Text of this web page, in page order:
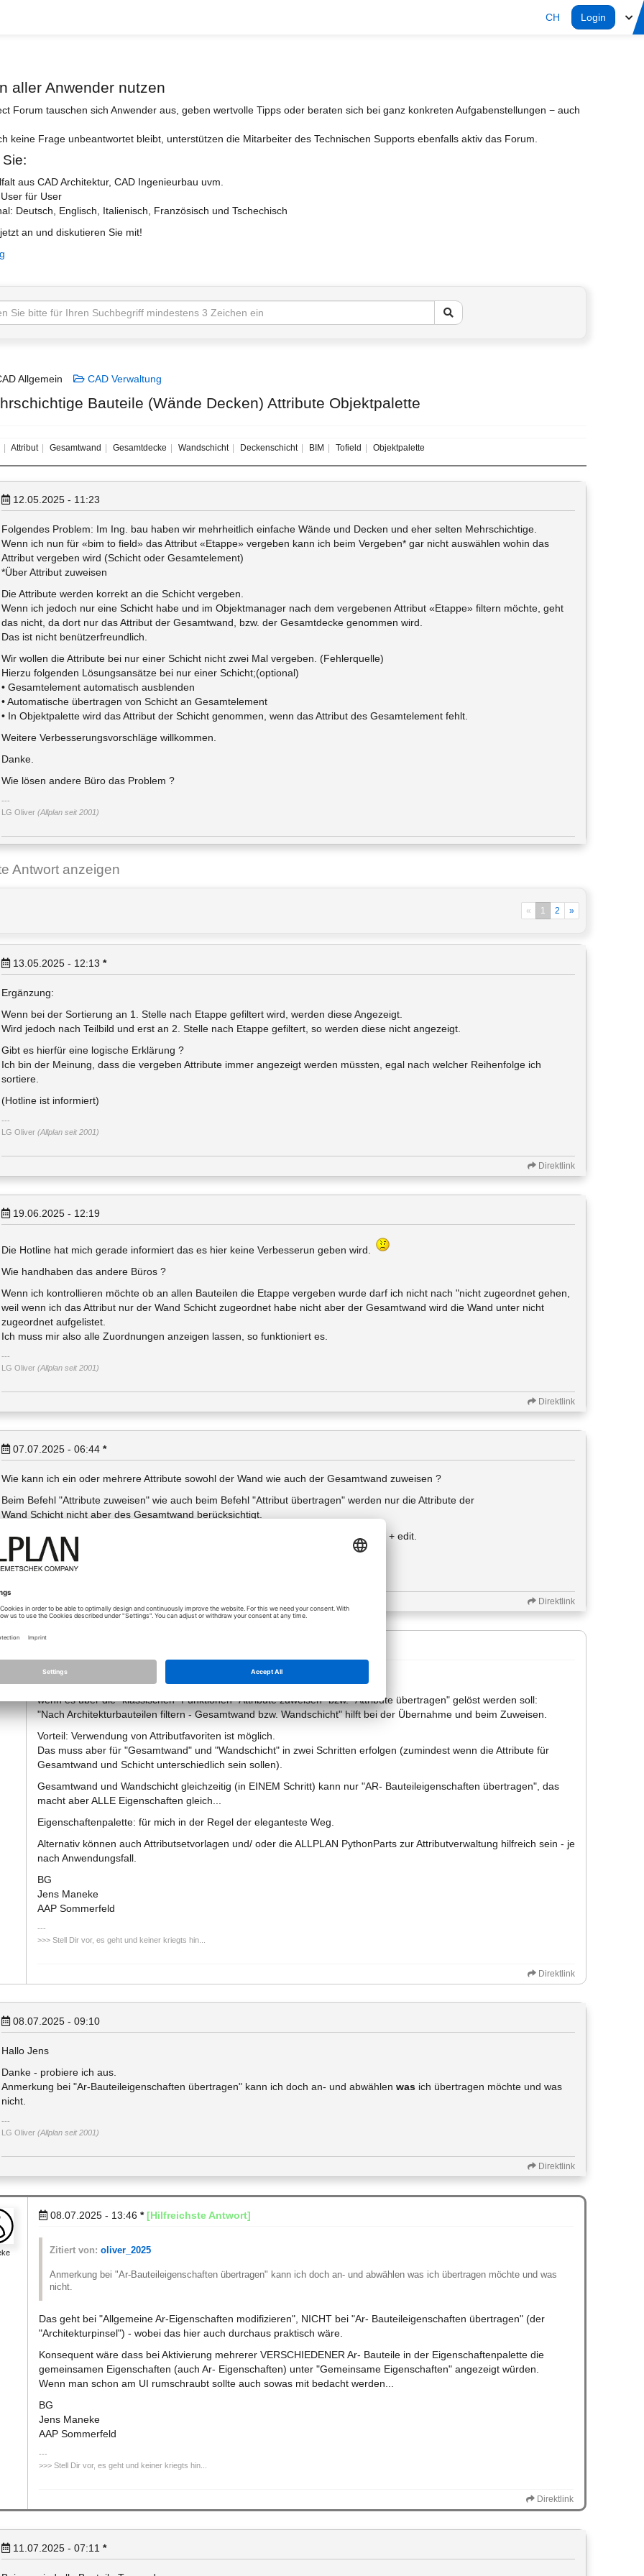
CH Login
aller Anwender nutzen
Forum tauschen sich Anwender aus, geben wertvolle Tipps oder beraten sich bei ganz konkreten Aufgabenstellungen − auch
keine Frage unbeantwortet bleibt, unterstützen die Mitarbeiter des Technischen Supports ebenfalls aktiv das Forum.
aus CAD Architektur, CAD Ingenieurbau uvm.
für User
Deutsch, Englisch, Italienisch, Französisch und Tschechisch
an und diskutieren Sie mit!
Allgemein CAD Verwaltung
Bauteile (Wände Decken) Attribute Objektpalette
Attribut Gesamtwand Gesamtdecke Wandschicht Deckenschicht BIM Tofield Objektpalette
12.05.2025 - 11:23
Folgendes Problem: Im Ing. bau haben wir mehrheitlich einfache Wände und Decken und eher selten Mehrschichtige.
Wenn ich nun für «bim to field» das Attribut «Etappe» vergeben kann ich beim Vergeben* gar nicht auswählen wohin das
Attribut vergeben wird (Schicht oder Gesamtelement)
*Über Attribut zuweisen
Die Attribute werden korrekt an die Schicht vergeben.
Wenn ich jedoch nur eine Schicht habe und im Objektmanager nach dem vergebenen Attribut «Etappe» filtern möchte, geht
das nicht, da dort nur das Attribut der Gesamtwand, bzw. der Gesamtdecke genommen wird.
Das ist nicht benützerfreundlich.
Wir wollen die Attribute bei nur einer Schicht nicht zwei Mal vergeben. (Fehlerquelle)
Hierzu folgenden Lösungsansätze bei nur einer Schicht;(optional)
• Gesamtelement automatisch ausblenden
• Automatische übertragen von Schicht an Gesamtelement
• In Objektpalette wird das Attribut der Schicht genommen, wenn das Attribut des Gesamtelement fehlt.
Weitere Verbesserungsvorschläge willkommen.
Danke.
Wie lösen andere Büro das Problem ?
LG Oliver (Allplan seit 2001)
Antwort anzeigen
« 1 2 »
13.05.2025 - 12:13 *
Ergänzung:
Wenn bei der Sortierung an 1. Stelle nach Etappe gefiltert wird, werden diese Angezeigt.
Wird jedoch nach Teilbild und erst an 2. Stelle nach Etappe gefiltert, so werden diese nicht angezeigt.
Gibt es hierfür eine logische Erklärung ?
Ich bin der Meinung, dass die vergeben Attribute immer angezeigt werden müssten, egal nach welcher Reihenfolge ich
sortiere.
(Hotline ist informiert)
LG Oliver (Allplan seit 2001)
Direktlink
19.06.2025 - 12:19
Die Hotline hat mich gerade informiert das es hier keine Verbesserun geben wird.
Wie handhaben das andere Büros ?
Wenn ich kontrollieren möchte ob an allen Bauteilen die Etappe vergeben wurde darf ich nicht nach "nicht zugeordnet gehen,
weil wenn ich das Attribut nur der Wand Schicht zugeordnet habe nicht aber der Gesamtwand wird die Wand unter nicht
zugeordnet aufgelistet.
Ich muss mir also alle Zuordnungen anzeigen lassen, so funktioniert es.
LG Oliver (Allplan seit 2001)
Direktlink
07.07.2025 - 06:44 *
Wie kann ich ein oder mehrere Attribute sowohl der Wand wie auch der Gesamtwand zuweisen ?
Beim Befehl "Attribute zuweisen" wie auch beim Befehl "Attribut übertragen" werden nur die Attribute der
Wand Schicht nicht aber des Gesamtwand berücksichtigt.
Editüber Eigenschaftenpalette lösbar - Gesamtwand oder aktuelle Schicht anwählen + edit.
LG Oliver(Allplan seit 2001)
Direktlink
Moin,
wenn es über die "klassischen" Funktionen "Attribute zuweisen" bzw. "Attribute übertragen" gelöst werden soll:
"Nach Architekturbauteilen filtern - Gesamtwand bzw. Wandschicht" hilft bei der Übernahme und beim Zuweisen.
Vorteil: Verwendung von Attributfavoriten ist möglich.
Das muss aber für "Gesamtwand" und "Wandschicht" in zwei Schritten erfolgen (zumindest wenn die Attribute für
Gesamtwand und Schicht unterschiedlich sein sollen).
Gesamtwand und Wandschicht gleichzeitig (in EINEM Schritt) kann nur "AR- Bauteileigenschaften übertragen", das
macht aber ALLE Eigenschaften gleich...
Eigenschaftenpalette: für mich in der Regel der eleganteste Weg.
Alternativ können auch Attributsetvorlagen und/ oder die ALLPLAN PythonParts zur Attributverwaltung hilfreich sein - je
nach Anwendungsfall.
BG
Jens Maneke
AAP Sommerfeld
>>> Stell Dir vor, es geht und keiner kriegts hin...
Direktlink
08.07.2025 - 09:10
Hallo Jens
Danke - probiere ich aus.
Anmerkung bei "Ar-Bauteileigenschaften übertragen" kann ich doch an- und abwählen was ich übertragen möchte und was
nicht.
LG Oliver (Allplan seit 2001)
Direktlink
08.07.2025 - 13:46 * [Hilfreichste Antwort]
Zitiert von: oliver_2025
Anmerkung bei "Ar-Bauteileigenschaften übertragen" kann ich doch an- und abwählen was ich übertragen möchte und was
nicht.
Das geht bei "Allgemeine Ar-Eigenschaften modifizieren", NICHT bei "Ar- Bauteileigenschaften übertragen" (der
"Architekturpinsel") - wobei das hier auch durchaus praktisch wäre.
Konsequent wäre dass bei Aktivierung mehrerer VERSCHIEDENER Ar- Bauteile in der Eigenschaftenpalette die
gemeinsamen Eigenschaften (auch Ar- Eigenschaften) unter "Gemeinsame Eigenschaften" angezeigt würden.
Wenn man schon am UI rumschraubt sollte auch sowas mit bedacht werden...
BG
Jens Maneke
AAP Sommerfeld
>>> Stell Dir vor, es geht und keiner kriegts hin...
Direktlink
11.07.2025 - 07:11 *